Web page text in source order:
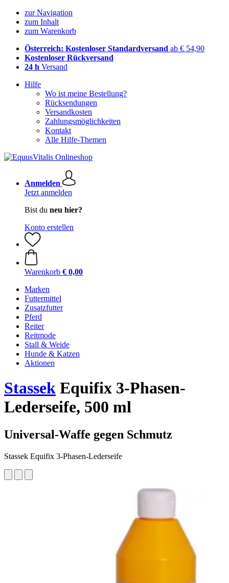
zur Navigation
zum Inhalt
zum Warenkorb
Österreich: Kostenloser Standardversand ab € 54,90
Kostenloser Rückversand
24 h Versand
Hilfe
Wo ist meine Bestellung?
Rücksendungen
Versandkosten
Zahlungsmöglichkeiten
Kontakt
Alle Hilfe-Themen
Anmelden
Jetzt anmelden
Bist du neu hier?
Konto erstellen
Warenkorb € 0,00
Marken
Futtermittel
Zusatzfutter
Pferd
Reiter
Reitmode
Stall & Weide
Hunde & Katzen
Aktionen
Stassek Equifix 3-Phasen-
Lederseife, 500 ml
Universal-Waffe gegen Schmutz
Stassek Equifix 3-Phasen-Lederseife